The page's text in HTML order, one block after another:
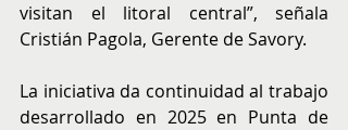
visitan el litoral central”, señala
Cristián Pagola, Gerente de Savory.
La iniciativa da continuidad al trabajo
desarrollado en 2025 en Punta de